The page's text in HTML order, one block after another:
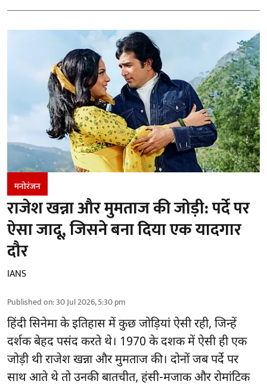
मनोरंजन
राजेश खन्ना और मुमताज की जोड़ी: पर्दे पर
ऐसा जादू, जिसने बना दिया एक यादगार
दौर
IANS
Published on:30 Jul 2026, 5:30 pm
हिंदी सिनेमा के इतिहास में कुछ जोड़ियां ऐसी रही, जिन्हें
दर्शक बेहद पसंद करते थे। 1970 के दशक में ऐसी ही एक
जोड़ी थी राजेश खन्ना और मुमताज की। दोनों जब पर्दे पर
साथ आते थे तो उनकी बातचीत, हंसी-मजाक और रोमांटिक